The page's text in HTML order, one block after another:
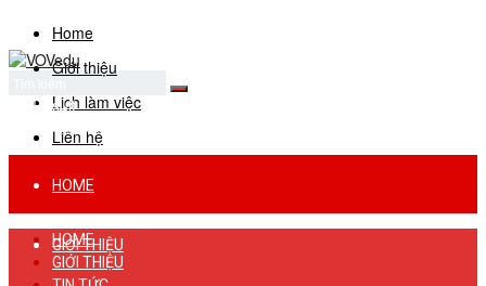
Home
Giới thiệu
Lịch làm việc
Liên hệ
No Result
View All Result
HOME
GIỚI THIỆU
HOME
GIỚI THIỆU